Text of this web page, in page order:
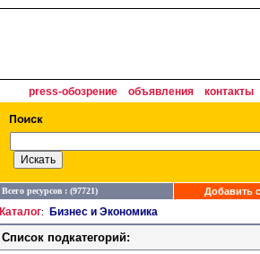
press-обозрение объявления контакты
Всего ресурсов : (97721) Добавить
Каталог: Бизнес и Экономика
Список подкатегорий: